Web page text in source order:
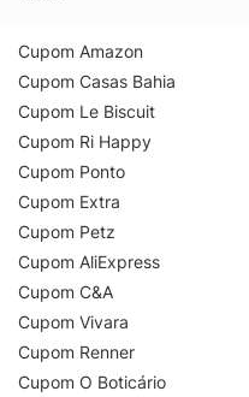
Cupom Amazon
Cupom Casas Bahia
Cupom Le Biscuit
Cupom Ri Happy
Cupom Ponto
Cupom Extra
Cupom Petz
Cupom AliExpress
Cupom C&A
Cupom Vivara
Cupom Renner
Cupom O Boticário